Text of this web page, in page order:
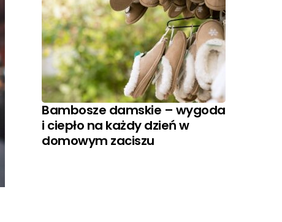
Bambosze damskie – wygoda
i ciepło na każdy dzień w
domowym zaciszu